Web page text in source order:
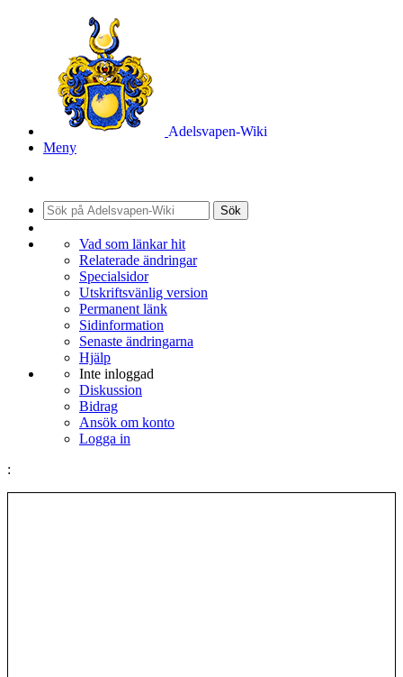
Adelsvapen-Wiki
Meny
Sök
Vad som länkar hit
Relaterade ändringar
Specialsidor
Utskriftsvänlig version
Permanent länk
Sidinformation
Senaste ändringarna
Hjälp
Inte inloggad
Diskussion
Bidrag
Ansök om konto
Logga in
: